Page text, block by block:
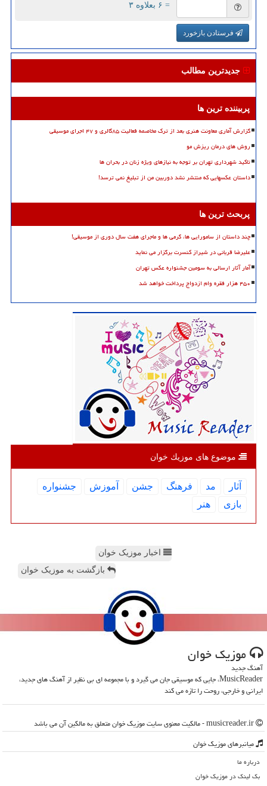
= ۶ بعلاوه ۳
فرستادن بازخورد
جدیدترین مطالب
پربیننده ترین ها
گزارش آماری معاونت هنری بعد از ترک مخاصمه فعالیت ۸۵گالری و ۴۷ اجرای موسیقی
روش های درمان ریزش مو
تاکید شهرداری تهران بر توجه به نیازهای ویژه زنان در بحران ها
داستان عکسهایی که منتشر نشد دوربین من از تبلیغ نمی ترسد!
پربحث ترین ها
چند داستان از سامورایی ها، گرمی ها و ماجرای هفت سال دوری از موسیقی!
علیرضا قربانی در شیراز کنسرت برگزار می نماید
آمار آثار ارسالی به سومین جشنواره عکس تهران
۴۵۰ هزار فقره وام ازدواج پرداخت خواهد شد
موضوع های موزیك خوان
آثار مد فرهنگ جشن آموزش
جشنواره
بازی
هنر
اخبار موزیک خوان
بازگشت به موزیک خوان
موزیك خوان
آهنگ جدید
MusicReader، جایی که موسیقی جان می گیرد و با مجموعه ای بی نظیر از آهنگ های جدید،
ایرانی و خارجی، روحت را تازه می کند
میانبرهای موزیك خوان
درباره ما
بک لینک در موزیك خوان